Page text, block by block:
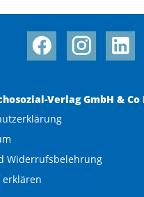
Verlag GmbH & Co
Widerrufsbelehrung